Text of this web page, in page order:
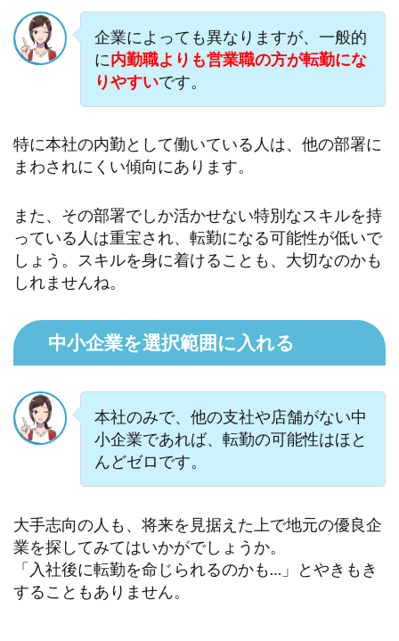
企業によっても異なりますが、一般的
に内勤職よりも営業職の方が転勤にな
りやすいです。
特に本社の内勤として働いている人は、他の部署に
まわされにくい傾向にあります。
また、その部署でしか活かせない特別なスキルを持
っている人は重宝され、転勤になる可能性が低いで
しょう。スキルを身に着けることも、大切なのかも
しれませんね。
中小企業を選択範囲に入れる
本社のみで、他の支社や店舗がない中
小企業であれば、転勤の可能性はほと
んどゼロです。
大手志向の人も、将来を見据えた上で地元の優良企
業を探してみてはいかがでしょうか。
「入社後に転勤を命じられるのかも…」とやきもき
することもありません。